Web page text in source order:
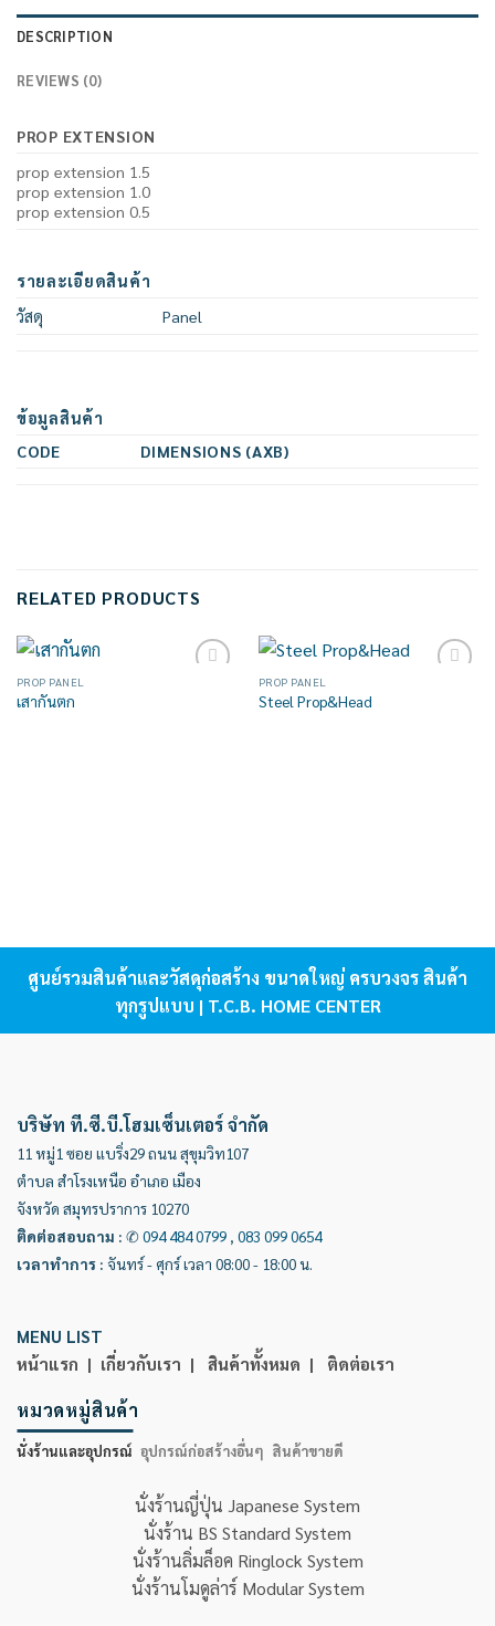
DESCRIPTION
REVIEWS (0)
PROP EXTENSION
prop extension 1.5
prop extension 1.0
prop extension 0.5
รายละเอียดสินค้า
วัสดุ
Panel
ข้อมูลสินค้า
CODE
DIMENSIONS (AXB)
RELATED PRODUCTS
PROP PANEL
เสากันตก
PROP PANEL
Steel Prop&Head
ศูนย์รวมสินค้าและวัสดุก่อสร้าง ขนาดใหญ่ ครบวงจร สินค้า
ทุกรูปแบบ | T.C.B. HOME CENTER
บริษัท ที.ซี.บี.โฮมเซ็นเตอร์ จำกัด
11 หมู่1 ซอย แบริ่ง29 ถนน สุขุมวิท107
ตำบล สำโรงเหนือ อำเภอ เมือง
จังหวัด สมุทรปราการ 10270
ติดต่อสอบถาม : ✆ 094 484 0799 , 083 099 0654
เวลาทำการ : จันทร์ - ศุกร์ เวลา 08:00 - 18:00 น.
MENU LIST
หน้าแรก | เกี่ยวกับเรา | สินค้าทั้งหมด | ติดต่อเรา
หมวดหมู่สินค้า
นั่งร้านและอุปกรณ์ อุปกรณ์ก่อสร้างอื่นๆ สินค้าขายดี
นั่งร้านญี่ปุ่น Japanese System
นั่งร้าน BS Standard System
นั่งร้านลิ่มล็อค Ringlock System
นั่งร้านโมดูล่าร์ Modular System